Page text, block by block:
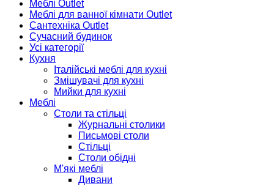
Меблі Outlet
Меблі для ванної кімнати Outlet
Сантехніка Outlet
Сучасний будинок
Усі категорії
Кухня
Італійські меблі для кухні
Змішувачі для кухні
Мийки для кухні
Меблі
Столи та стільці
Журнальні столики
Письмові столи
Стільці
Столи обідні
М'які меблі
Дивани